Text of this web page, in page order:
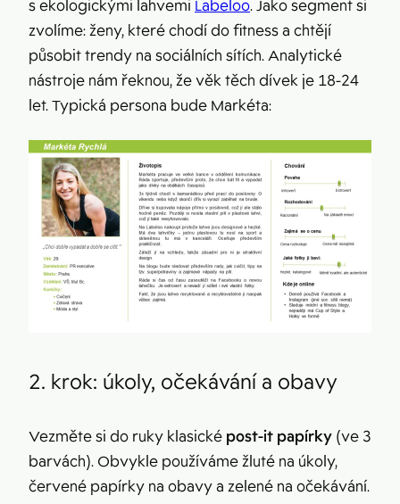
s ekologickými lahvemi Labeloo. Jako segment si
zvolíme: ženy, které chodí do fitness a chtějí
působit trendy na sociálních sítích. Analytické
nástroje nám řeknou, že věk těch dívek je 18-24
let. Typická persona bude Markéta:
2. krok: úkoly, očekávání a obavy
Vezměte si do ruky klasické post-it papírky (ve 3
barvách). Obvykle používáme žluté na úkoly,
červené papírky na obavy a zelené na očekávání.